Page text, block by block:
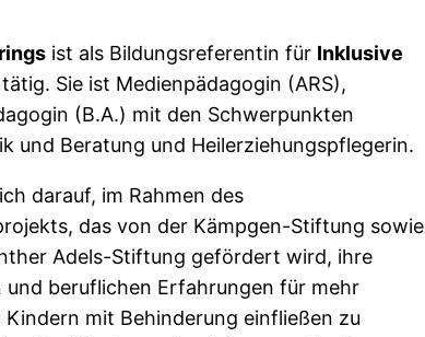
ist als Bildungsreferentin für Inklusive
tätig. Sie ist Medienpädagogin (ARS),
(B.A.) mit den Schwerpunkten
und Beratung und Heilerziehungspflegerin.
darauf, im Rahmen des
das von der Kämpgen-Stiftung sowie
Adels-Stiftung gefördert wird, ihre
und beruflichen Erfahrungen für mehr
Kindern mit Behinderung einfließen zu